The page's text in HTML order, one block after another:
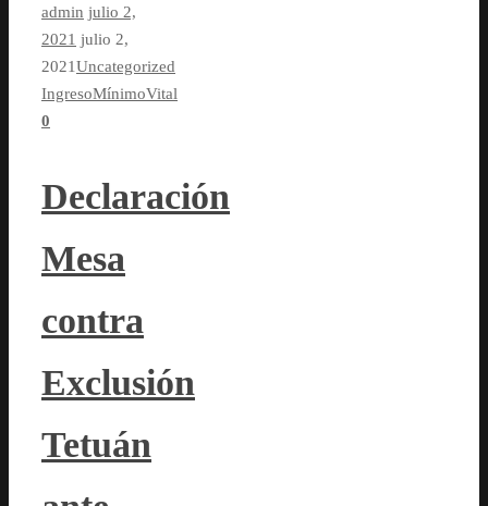
Compartir
admin julio 2,
2021 julio 2,
2021Uncategorized
IngresoMínimoVital
0
Declaración
Mesa
contra
Exclusión
Tetuán